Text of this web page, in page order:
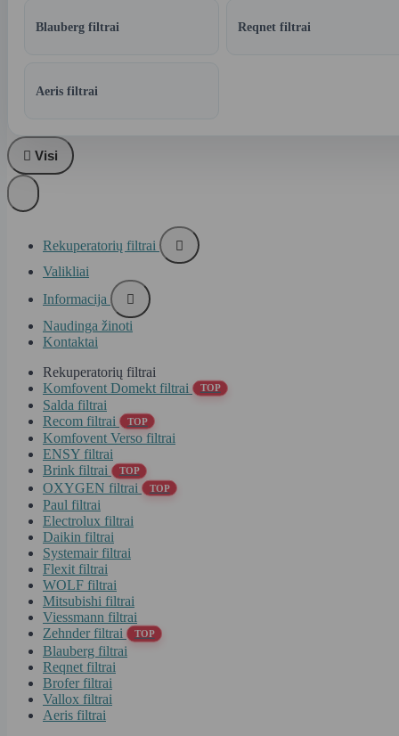
Blauberg filtrai Reqnet filtrai
Aeris filtrai
 Visi
Rekuperatorių filtrai

Valikliai
Informacija

Naudinga žinoti
Kontaktai
Rekuperatorių filtrai
Komfovent Domekt filtrai
TOP
Salda filtrai
Recom filtrai
TOP
Komfovent Verso filtrai
ENSY filtrai
Brink filtrai
TOP
OXYGEN filtrai TOP
Paul filtrai
Electrolux filtrai
Daikin filtrai
Systemair filtrai
Flexit filtrai
WOLF filtrai
Mitsubishi filtrai
Viessmann filtrai
Zehnder filtrai
TOP
Blauberg filtrai
Reqnet filtrai
Brofer filtrai
Vallox filtrai
Aeris filtrai